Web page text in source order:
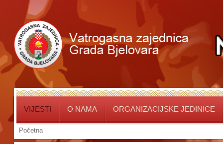
VIJESTI O NAMA ORGANIZACIJSKE JEDINICE
Početna